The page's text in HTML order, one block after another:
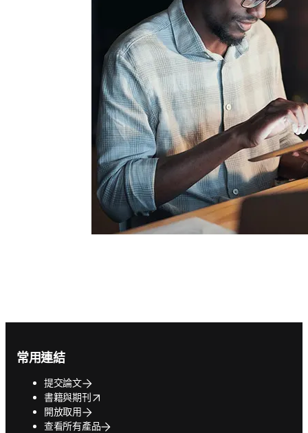
常用連結
提交論文
書籍與期刊
opens in new tab/window
開放取用
查看所有產品